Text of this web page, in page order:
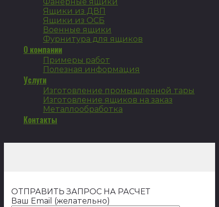
Ящики из ДВП
Ящики из ОСБ
Военные ящики
Фурнитура для ящиков
О компании
Примеры работ
Полезная информация
Услуги
Изготовление промышленной тары
Изготовление ящиков на заказ
Металлообработка
Контакты
ОТПРАВИТЬ ЗАПРОС НА РАСЧЕТ
Ваш Email (желательно)